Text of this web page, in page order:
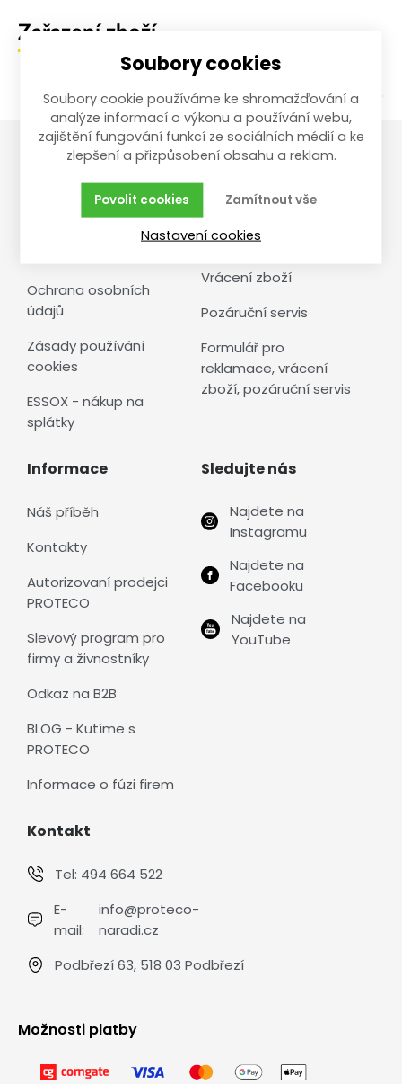
Zařazení zboží
Obchodní podmínky
Ochrana osobních
údajů
Zásady používání
cookies
ESSOX - nákup na
splátky
vrácení, servis
Reklamační řád
Vrácení zboží
Pozáruční servis
Formulář pro
reklamace, vrácení
zboží, pozáruční servis
Informace
Náš příběh
Kontakty
Autorizovaní prodejci
PROTECO
Slevový program pro
firmy a živnostníky
Odkaz na B2B
BLOG - Kutíme s
PROTECO
Informace o fúzi firem
Sledujte nás
Najdete na
Instagramu
Najdete na
Facebooku
Najdete na
YouTube
Kontakt
Tel: 494 664 522
E-
mail:
info@proteco-
naradi.cz
Podbřezí 63, 518 03 Podbřezí
Možnosti platby
Soubory cookies
Soubory cookie používáme ke shromažďování a
analýze informací o výkonu a používání webu,
zajištění fungování funkcí ze sociálních médií a ke
zlepšení a přizpůsobení obsahu a reklam.
Zamítnout vše
Povolit cookies
Nastavení cookies